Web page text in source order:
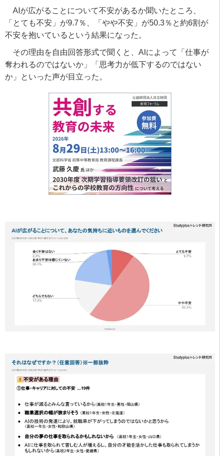
AIが広がることについて不安があるか聞いたところ、
「とても不安」が9.7％、「やや不安」が50.3％と約6割が
不安を抱いているという結果になった。
その理由を自由回答形式で聞くと、AIによって「仕事が
奪われるのではないか」「思考力が低下するのではない
か」といった声が目立った。